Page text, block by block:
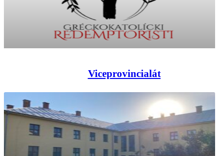
Viceprovincialát